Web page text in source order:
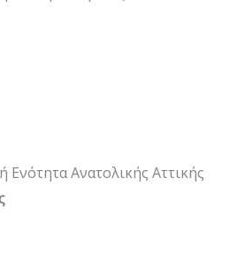
Ενότητα Ανατολικής Αττικής